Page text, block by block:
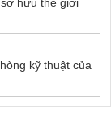
kỹ thuật của